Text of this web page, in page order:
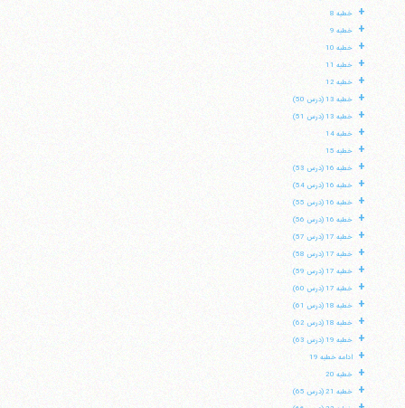
+ خطبه 8
+ خطبه 9
+ خطبه 10
+ خطبه 11
+ خطبه 12
+ خطبه 13 (درس 50)
+ خطبه 13 (درس 51)
+ خطبه 14
+ خطبه 15
+ خطبه 16 (درس 53)
+ خطبه 16 (درس 54)
+ خطبه 16 (درس 55)
+ خطبه 16 (درس 56)
+ خطبه 17 (درس 57)
+ خطبه 17 (درس 58)
+ خطبه 17 (درس 59)
+ خطبه 17 (درس 60)
+ خطبه 18 (درس 61)
+ خطبه 18 (درس 62)
+ خطبه 19 (درس 63)
+ ادامه خطبه 19
+ خطبه 20
+ خطبه 21 (درس 65)